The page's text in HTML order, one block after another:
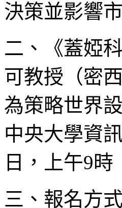
決策並影響
二、《蓋婭
可教授（密
為策略世界
中央大學資
日，上午9
三、報名方